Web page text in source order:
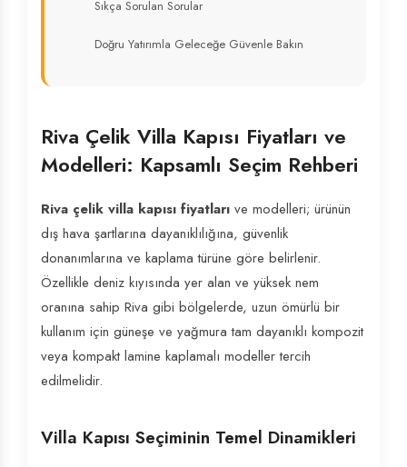
Sıkça Sorulan Sorular
Doğru Yatırımla Geleceğe Güvenle Bakın
Riva Çelik Villa Kapısı Fiyatları ve
Modelleri: Kapsamlı Seçim Rehberi
Riva çelik villa kapısı fiyatları ve modelleri; ürünün
dış hava şartlarına dayanıklılığına, güvenlik
donanımlarına ve kaplama türüne göre belirlenir.
Özellikle deniz kıyısında yer alan ve yüksek nem
oranına sahip Riva gibi bölgelerde, uzun ömürlü bir
kullanım için güneşe ve yağmura tam dayanıklı kompozit
veya kompakt lamine kaplamalı modeller tercih
edilmelidir.
Villa Kapısı Seçiminin Temel Dinamikleri